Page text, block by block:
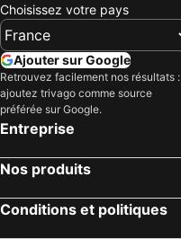
Choisissez votre pays
Ajouter sur Google
Retrouvez facilement nos résultats :
ajoutez trivago comme source
préférée sur Google.
Entreprise
Nos produits
Conditions et politiques